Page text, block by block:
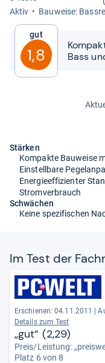
Aktiv
Bau­weise:
Gut
1,8
Bass
Stärken
Kompakte Bauweise
Einstellbare
Energieeffizienter
Stromverbrauch
Schwächen
Keine spezifischen
Im Test der
Erschienen: 04.11.2011
Details zum Test
„gut“ (2,29)
Preis/Leistung:
Platz 6 von 8